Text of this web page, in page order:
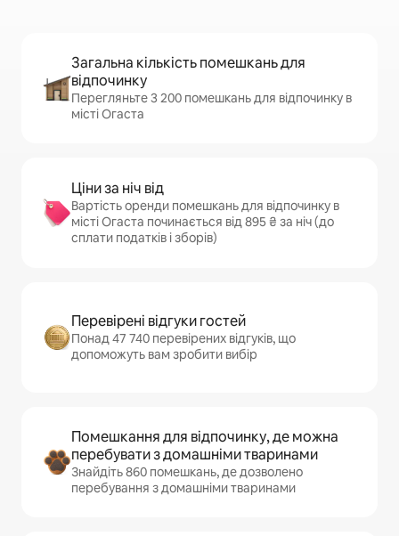
Загальна кількість помешкань для
відпочинку
Перегляньте 3 200 помешкань для відпочинку в
місті Огаста
Ціни за ніч від
Вартість оренди помешкань для відпочинку в
місті Огаста починається від 895 ₴ за ніч (до
сплати податків і зборів)
Перевірені відгуки гостей
Понад 47 740 перевірених відгуків, що
допоможуть вам зробити вибір
Помешкання для відпочинку, де можна
перебувати з домашніми тваринами
Знайдіть 860 помешкань, де дозволено
перебування з домашніми тваринами